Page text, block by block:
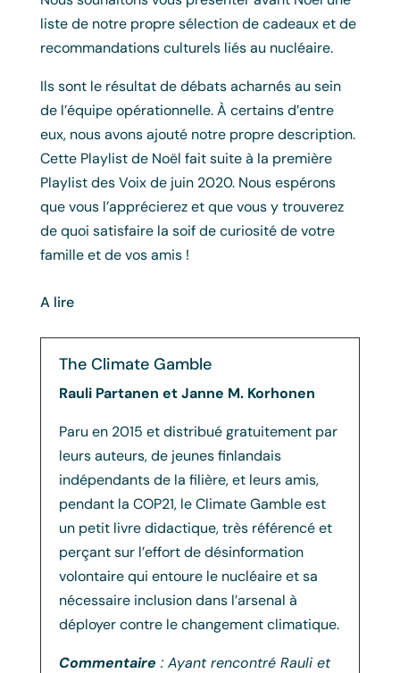
liste de notre propre sélection de cadeaux et de
recommandations culturels liés au nucléaire.
Ils sont le résultat de débats acharnés au sein
de l’équipe opérationnelle. À certains d’entre
eux, nous avons ajouté notre propre description.
Cette Playlist de Noël fait suite à la première
Playlist des Voix de juin 2020. Nous espérons
que vous l’apprécierez et que vous y trouverez
de quoi satisfaire la soif de curiosité de votre
famille et de vos amis !
A lire
The Climate Gamble
Rauli Partanen et Janne M. Korhonen
Paru en 2015 et distribué gratuitement par
leurs auteurs, de jeunes finlandais
indépendants de la filière, et leurs amis,
pendant la COP21, le Climate Gamble est
un petit livre didactique, très référencé et
perçant sur l’effort de désinformation
volontaire qui entoure le nucléaire et sa
nécessaire inclusion dans l’arsenal à
déployer contre le changement climatique.
Commentaire : Ayant rencontré Rauli et